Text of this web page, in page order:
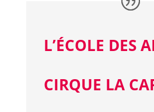
L’ÉCOLE DES
CIRQUE LA